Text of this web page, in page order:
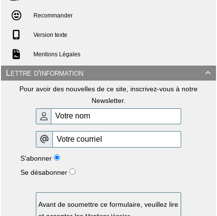
Recommander
Version texte
Mentions Légales

Lettre d'information
Pour avoir des nouvelles de ce site, inscrivez-vous à notre
Newsletter.
S'abonner
Se désabonner
Avant de soumettre ce formulaire, veuillez lire